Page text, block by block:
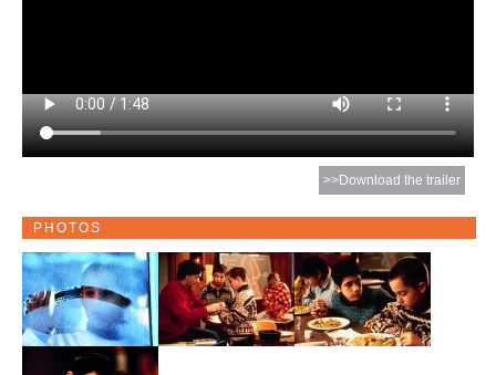
>>Download the trailer
PHOTOS